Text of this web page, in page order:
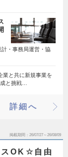
計・事務局運営・協
業と共に新規事業を
と挑戦…
詳細へ
掲載期間 26/07/27～26/08/09
スOK☆自由